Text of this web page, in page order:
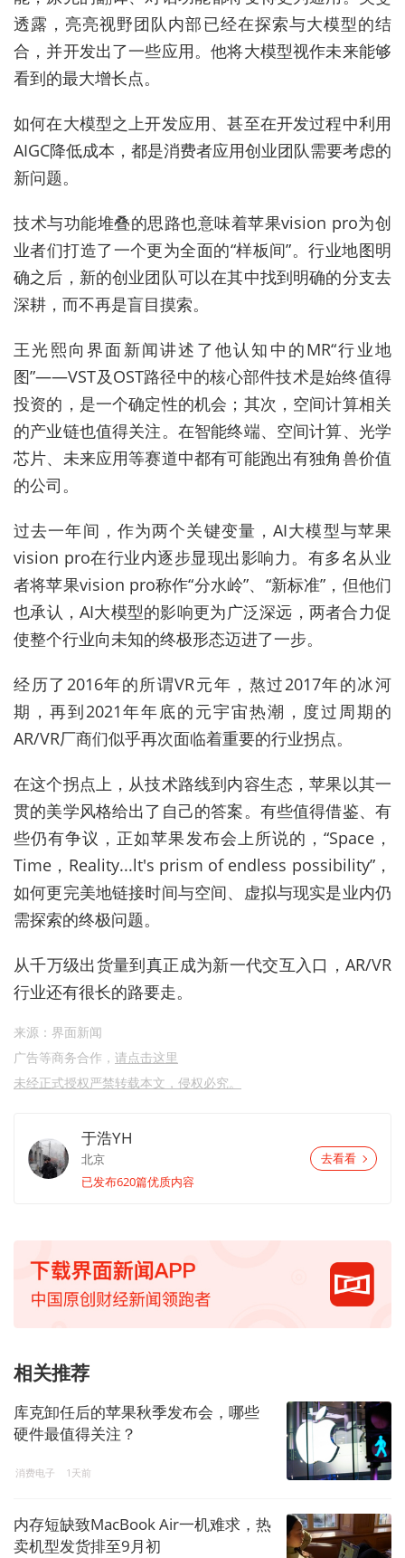
透露，亮亮视野团队内部已经在探索与大模型的结
合，并开发出了一些应用。他将大模型视作未来能够
看到的最大增长点。
如何在大模型之上开发应用、甚至在开发过程中利用
AIGC降低成本，都是消费者应用创业团队需要考虑的
新问题。
技术与功能堆叠的思路也意味着苹果vision pro为创
业者们打造了一个更为全面的“样板间”。行业地图明
确之后，新的创业团队可以在其中找到明确的分支去
深耕，而不再是盲目摸索。
王光熙向界面新闻讲述了他认知中的MR“行业地
图”——VST及OST路径中的核心部件技术是始终值得
投资的，是一个确定性的机会；其次，空间计算相关
的产业链也值得关注。在智能终端、空间计算、光学
芯片、未来应用等赛道中都有可能跑出有独角兽价值
的公司。
过去一年间，作为两个关键变量，AI大模型与苹果
vision pro在行业内逐步显现出影响力。有多名从业
者将苹果vision pro称作“分水岭”、“新标准”，但他们
也承认，AI大模型的影响更为广泛深远，两者合力促
使整个行业向未知的终极形态迈进了一步。
经历了2016年的所谓VR元年，熬过2017年的冰河
期，再到2021年年底的元宇宙热潮，度过周期的
AR/VR厂商们似乎再次面临着重要的行业拐点。
在这个拐点上，从技术路线到内容生态，苹果以其一
贯的美学风格给出了自己的答案。有些值得借鉴、有
些仍有争议，正如苹果发布会上所说的，“Space，
Time，Reality...lt's prism of endless possibility”，
如何更完美地链接时间与空间、虚拟与现实是业内仍
需探索的终极问题。
从千万级出货量到真正成为新一代交互入口，AR/VR
行业还有很长的路要走。
来源：界面新闻
广告等商务合作， 请点击这里
未经正式授权严禁转载本文，侵权必究。
于浩YH
北京
已发布620篇优质内容
去看看
相关推荐
库克卸任后的苹果秋季发布会，哪些
硬件最值得关注？
消费电子 1天前
内存短缺致MacBook Air一机难求，热
卖机型发货排至9月初